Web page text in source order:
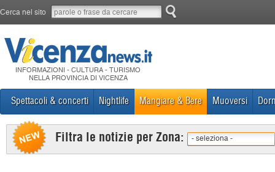
Cerca nel sito
INFORMAZIONI - CULTURA - TURISMO
NELLA PROVINCIA DI VICENZA
Spettacoli & concerti Nightlife Mangiare & Bere Muoversi
Filtra le notizie per Zona: - seleziona -